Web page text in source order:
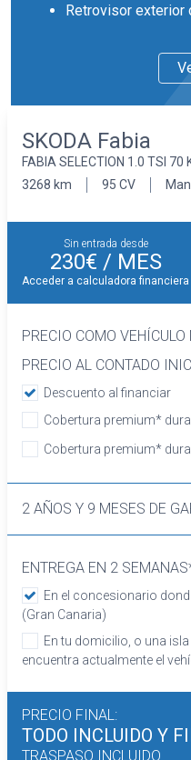
Retrovisor exterior
desempañable
Llantas delanteras
Faros con lente de
bombilla LED y luz
Pintura solida
Asientos de tela
(material secundario)
asiento delantero
y ajuste manual en
banco de
abatible asimétrico
Volante de
Confort
Elevalunas
Sistema de
Aire acondicionado
Equipo de audio
Regulación de los
oscuridad
traseros con sensor
Tarjeta / llave
Seguridad
SKODA Fabia
FABIA SELECTION 1.0 TSI
3268 km
95 CV
Sin entrada desde
230€ / MES
Acceder a calculadora financiera
PRECIO COMO VEHÍCULO
PRECIO AL CONTADO
Descuento al financiar
Cobertura premium*
Cobertura premium*
2 AÑOS Y 9 MESES DE
ENTREGA EN 2
En el concesionario
(Gran Canaria)
En tu domicilio, o una
encuentra actualmente el
PRECIO FINAL:
TODO INCLUIDO Y
TRASPASO INCLUIDO